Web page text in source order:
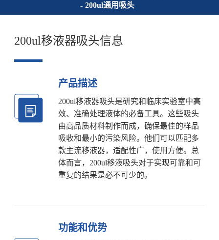
200ul通用吸头
200ul移液器吸头信息
产品描述
200ul移液器吸头是研究和临床实验室中高
效、准确处理液体的必备工具。这些吸头
由高品质材料制作而成，确保最佳的样品
吸收和最小的污染风险。他们可以匹配多
款主流移液器，适配性广，使用方便。总
体而言，200ul移液吸头对于实现可靠和可
重复的结果是必不可少的。
功能和优势